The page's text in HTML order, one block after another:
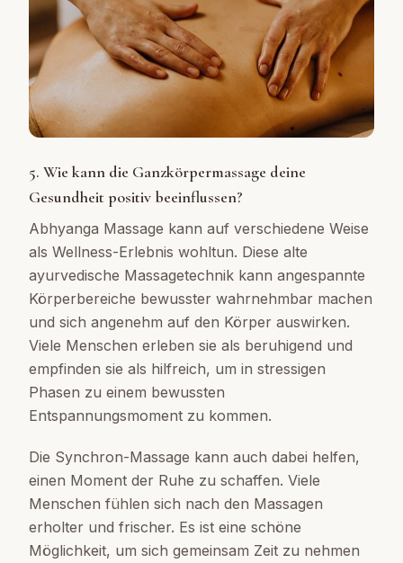
5. Wie kann die Ganzkörpermassage deine
Gesundheit positiv beeinflussen?
Abhyanga Massage kann auf verschiedene Weise
als Wellness-Erlebnis wohltun. Diese alte
ayurvedische Massagetechnik kann angespannte
Körperbereiche bewusster wahrnehmbar machen
und sich angenehm auf den Körper auswirken.
Viele Menschen erleben sie als beruhigend und
empfinden sie als hilfreich, um in stressigen
Phasen zu einem bewussten
Entspannungsmoment zu kommen.
Die Synchron-Massage kann auch dabei helfen,
einen Moment der Ruhe zu schaffen. Viele
Menschen fühlen sich nach den Massagen
erholter und frischer. Es ist eine schöne
Möglichkeit, um sich gemeinsam Zeit zu nehmen